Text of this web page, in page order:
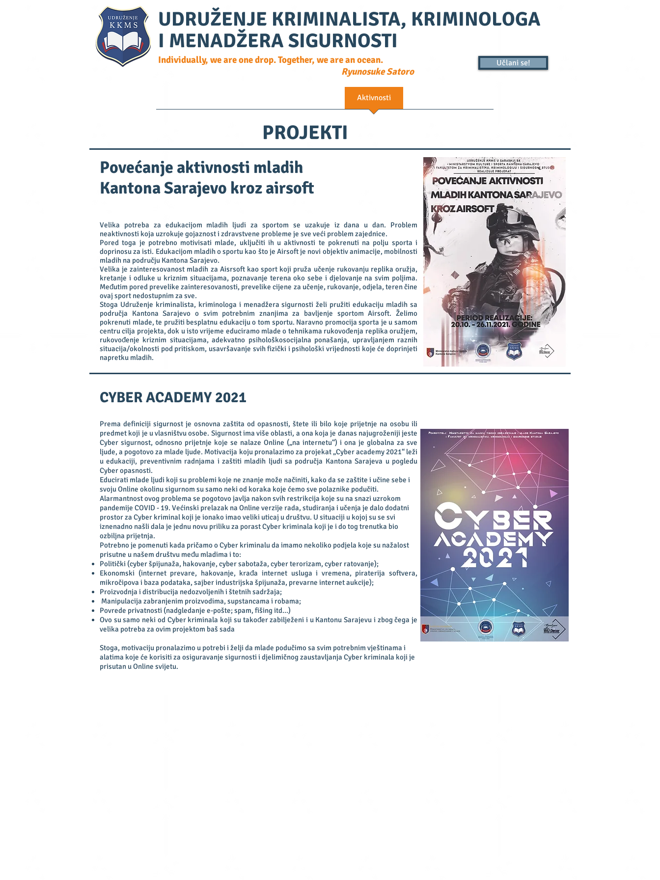
UDRUŽENJE KRIMINALISTA, KRIMINOLOGA
I MENADŽERA SIGURNOSTI
Individually, we are one drop. Together, we are an ocean.
Ryunosuke Satoro
Učlani se!
Aktivnosti
PROJEKTI
Povećanje aktivnosti mladih
Kantona Sarajevo kroz airsoft
Velika potreba za edukacijom mladih ljudi za sportom se uzakuje iz dana u dan. Problem
neaktivnosti koja uzrokuje gojaznost i zdravstvene probleme je sve veći problem zajednice.
Pored toga je potrebno motivisati mlade, uključiti ih u aktivnosti te pokrenuti na polju sporta i
doprinosu za isti. Edukacijom mladih o sportu kao što je Airsoft je novi objektiv animacije, mobilnosti
mladih na području Kantona Sarajevo.
Velika je zainteresovanost mladih za Aisrsoft kao sport koji pruža učenje rukovanju replika oružja,
kretanje i odluke u kriznim situacijama, poznavanje terena oko sebe i djelovanje na svim poljima.
Međutim pored prevelike zainteresovanosti, prevelike cijene za učenje, rukovanje, odjela, teren čine
ovaj sport nedostupnim za sve.
Stoga Udruženje kriminalista, kriminologa i menadžera sigurnosti želi pružiti edukaciju mladih sa
područja Kantona Sarajevo o svim potrebnim znanjima za bavljenje sportom Airsoft. Želimo
pokrenuti mlade, te pružiti besplatnu edukaciju o tom sportu. Naravno promocija sporta je u samom
centru cilja projekta, dok u isto vrijeme educiramo mlade o tehnikama rukovođenja replika oružjem,
rukovođenje kriznim situacijama, adekvatno psihološkosocijalna ponašanja, upravljanjem raznih
situacija/okolnosti pod pritiskom, usavršavanje svih fizički i psihološki vrijednosti koje će doprinjeti
napretku mladih.
CYBER ACADEMY 2021
Prema definiciji sigurnost je osnovna zaštita od opasnosti, štete ili bilo koje prijetnje na osobu ili
predmet koji je u vlasništvu osobe. Sigurnost ima više oblasti, a ona koja je danas najugroženiji jeste
Cyber sigurnost, odnosno prijetnje koje se nalaze Online („na internetu“) i ona je globalna za sve
ljude, a pogotovo za mlade ljude. Motivacija koju pronalazimo za projekat „Cyber academy 2021“ leži
u edukaciji, preventivnim radnjama i zaštiti mladih ljudi sa područja Kantona Sarajeva u pogledu
Cyber opasnosti.
Educirati mlade ljudi koji su problemi koje ne znanje može načiniti, kako da se zaštite i učine sebe i
svoju Online okolinu sigurnom su samo neki od koraka koje ćemo sve polaznike podučiti.
Alarmantnost ovog problema se pogotovo javlja nakon svih restrikcija koje su na snazi uzrokom
pandemije COVID - 19. Većinski prelazak na Online verzije rada, studiranja i učenja je dalo dodatni
prostor za Cyber kriminal koji je ionako imao veliki uticaj u društvu. U situaciji u kojoj su se svi
iznenadno našli dala je jednu novu priliku za porast Cyber kriminala koji je i do tog trenutka bio
ozbiljna prijetnja.
Potrebno je pomenuti kada pričamo o Cyber kriminalu da imamo nekoliko podjela koje su nažalost
prisutne u našem društvu među mladima i to:
Politički (cyber špijunaža, hakovanje, cyber sabotaža, cyber terorizam, cyber ratovanje);
Ekonomski (internet prevare, hakovanje, krađa internet usluga i vremena, piraterija softvera,
mikročipova i baza podataka, sajber industrijska špijunaža, prevarne internet aukcije);
Proizvodnja i distribucija nedozvoljenih i štetnih sadržaja;
Manipulacija zabranjenim proizvodima, supstancama i robama;
Povrede privatnosti (nadgledanje e-pošte; spam, fišing itd...)
Ovo su samo neki od Cyber kriminala koji su također zabilježeni i u Kantonu Sarajevu i zbog čega je
velika potreba za ovim projektom baš sada
Stoga, motivaciju pronalazimo u potrebi i želji da mlade podučimo sa svim potrebnim vještinama i
alatima koje će korisiti za osiguravanje sigurnosti i djelimičnog zaustavljanja Cyber kriminala koji je
prisutan u Online svijetu.